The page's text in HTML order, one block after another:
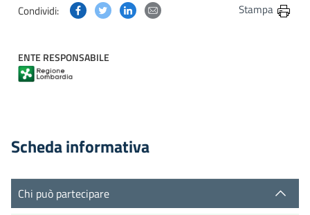
Condividi: Condividi questa pagina su Facebook
Condividi questa pagina su Twitter
Condividi questa pagina su Linkedin
Condividi questa pagina via
Stampa
ENTE RESPONSABILE
Scheda informativa
Chi può partecipare